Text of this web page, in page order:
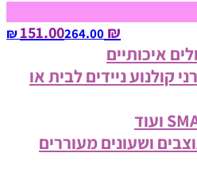
₪ 151.00
264.00‏ ₪
איכותיים
קולנוע ניידים לבית או
ושעונים מעוררים